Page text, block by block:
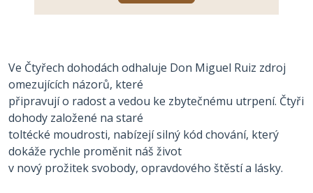
Ve Čtyřech dohodách odhaluje Don Miguel Ruiz zdroj
omezujících názorů, které
připravují o radost a vedou ke zbytečnému utrpení. Čtyři
dohody založené na staré
toltécké moudrosti, nabízejí silný kód chování, který
dokáže rychle proměnit náš život
v nový prožitek svobody, opravdového štěstí a lásky.